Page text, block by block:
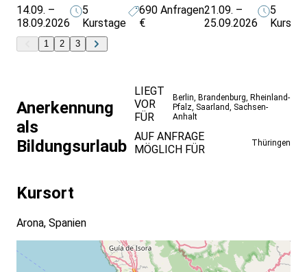
14.09. –
18.09.2026
5
Kurstage
690
€
Anfragen21.09. –
25.09.2026
5
1 2 3
Anerkennung
als
Bildungsurlaub
LIEGT
VOR
FÜR
Berlin, Brandenburg, Rheinland-
Pfalz, Saarland, Sachsen-
Anhalt
AUF ANFRAGE
MÖGLICH FÜR
Thüringen
Kursort
Arona, Spanien